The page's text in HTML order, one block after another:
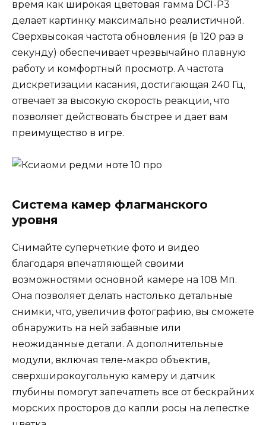
время как широкая цветовая гамма DCI-P3
делает картинку максимально реалистичной.
Сверхвысокая частота обновления (в 120 раз в
секунду) обеспечивает чрезвычайно плавную
работу и комфортный просмотр. А частота
дискретизации касания, достигающая 240 Гц,
отвечает за высокую скорость реакции, что
позволяет действовать быстрее и дает вам
преимущество в игре.
Система камер флагманского
уровня
Снимайте суперчеткие фото и видео
благодаря впечатляющей своими
возможностями основной камере на 108 Мп.
Она позволяет делать настолько детальные
снимки, что, увеличив фотографию, вы сможете
обнаружить на ней забавные или
неожиданные детали. А дополнительные
модули, включая теле-макро объектив,
сверхширокоугольную камеру и датчик
глубины помогут запечатлеть все от бескрайних
морских просторов до капли росы на лепестке